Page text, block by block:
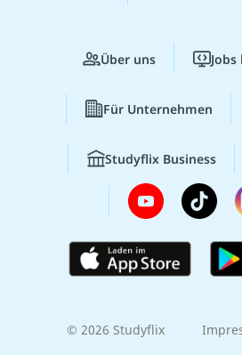
Über uns
Für Unternehmen
Studyflix Business
© 2026 Studyflix